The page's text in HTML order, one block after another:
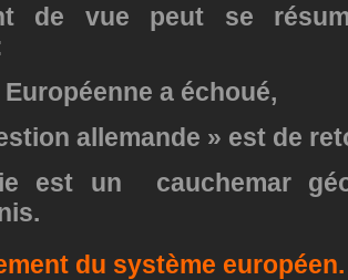
de vue peut se
a échoué,
allemande » est de
est un cauchemar
du système européen.